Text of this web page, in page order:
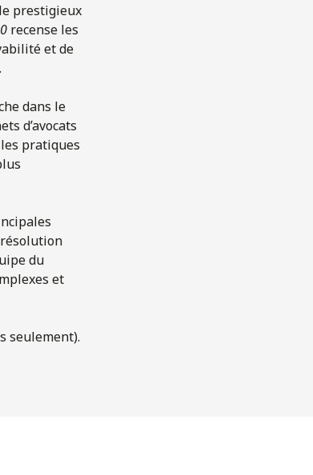
prestigieux
recense les
et de
dans le
d’avocats
pratiques
du
et
seulement).